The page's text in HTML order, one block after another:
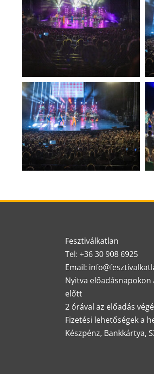
Fesztiválkatlan
Tel: +36 30 908 6925
Email:
Nyitva előadásnapokon
előtt
2 órával az előadás
Fizetési lehetőségek a
Készpénz, Bankkártya,